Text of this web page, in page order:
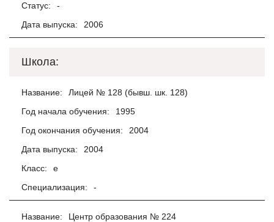
Статус:
-
Дата выпуска:
2006
Школа:
Название:
Лицей № 128 (бывш. шк. 128)
Год начала обучения:
1995
Год окончания обучения:
2004
Дата выпуска:
2004
Класс:
е
Специализация:
-
Название:
Центр образования № 224